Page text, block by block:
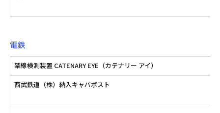
電鉄
架線検測装置 CATENARY EYE（カテナリー アイ）
西武鉄道（株）納入キャパポスト